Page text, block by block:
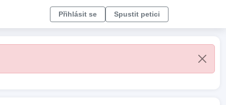
Přihlásit se Spustit petici